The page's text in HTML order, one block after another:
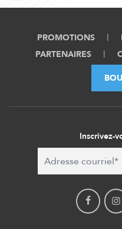
PROMOTIONS
PARTENAIRES
Inscrivez-